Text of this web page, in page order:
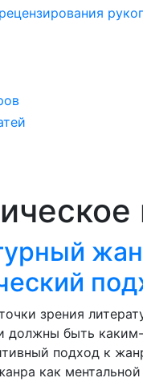
зрения
должны быть
подход к
как